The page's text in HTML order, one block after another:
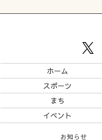
ホーム
スポーツ
まち
イベント
お知らせ